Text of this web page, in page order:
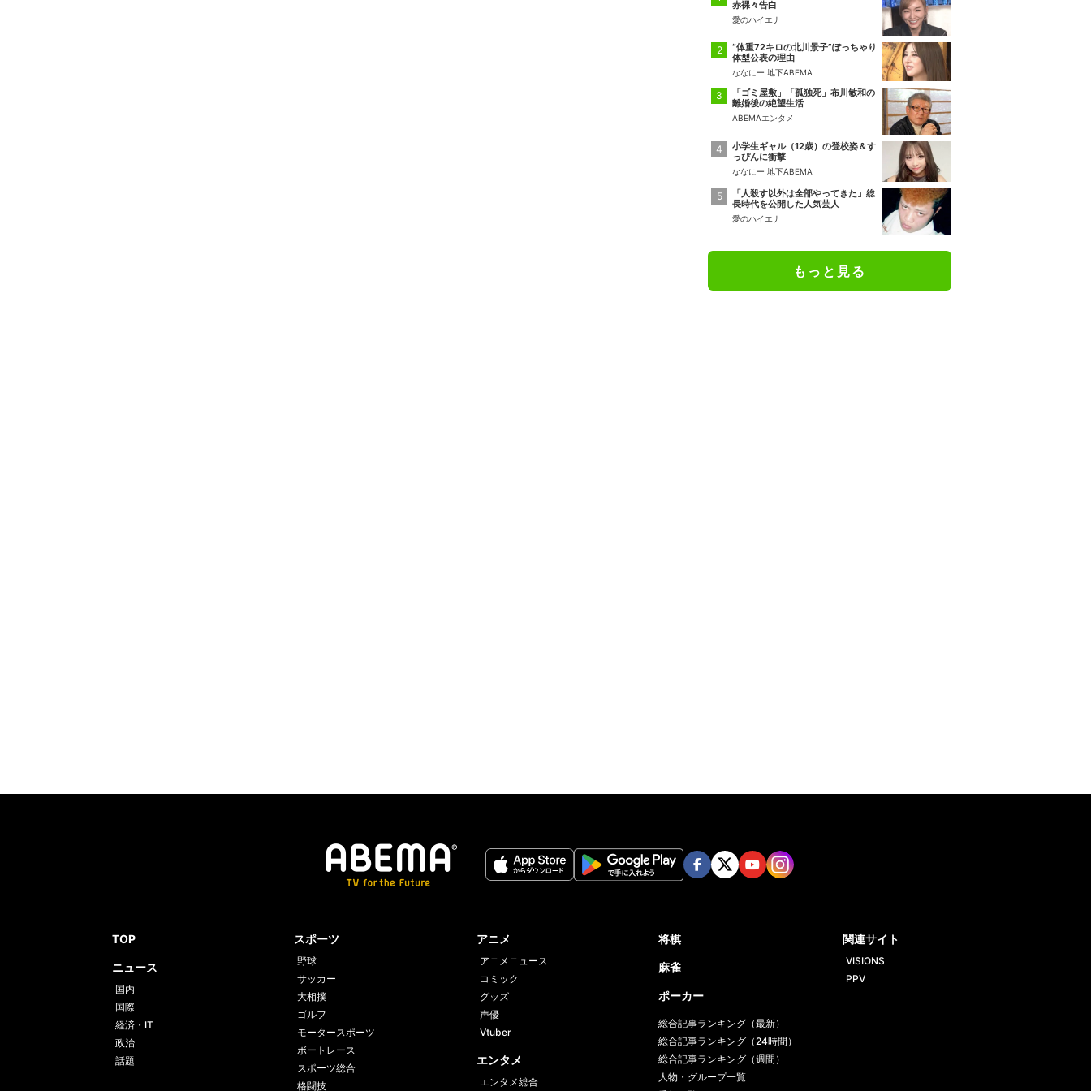
赤裸々告白
愛のハイエナ
“体重72キロの北川景子”ぽっちゃり
体型公表の理由
ななにー 地下ABEMA
「ゴミ屋敷」「孤独死」布川敏和の
離婚後の絶望生活
ABEMAエンタメ
小学生ギャル（12歳）の登校姿＆す
っぴんに衝撃
ななにー 地下ABEMA
「人殺す以外は全部やってきた」総
長時代を公開した人気芸人
愛のハイエナ
もっと見る
TOP
ニュース
国内
国際
経済・IT
政治
話題
スポーツ
野球
サッカー
大相撲
ゴルフ
モータースポーツ
ボートレース
スポーツ総合
格闘技
アニメ
アニメニュース
コミック
グッズ
声優
Vtuber
エンタメ
エンタメ総合
将棋
麻雀
ポーカー
総合記事ランキング（最新）
総合記事ランキング（24時間）
総合記事ランキング（週間）
人物・グループ一覧
関連サイト
VISIONS
PPV